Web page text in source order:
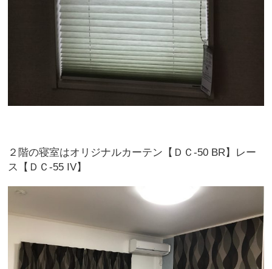
２階の寝室はオリジナルカーテン【ＤＣ-50 BR】レー
ス【ＤＣ-55 IV】